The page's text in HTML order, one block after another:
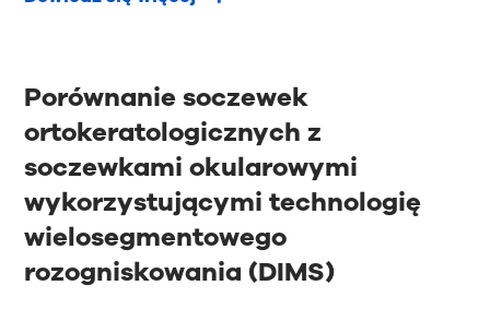
Porównanie soczewek
ortokeratologicznych z
soczewkami okularowymi
wykorzystującymi technologię
wielosegmentowego
rozogniskowania (DIMS)